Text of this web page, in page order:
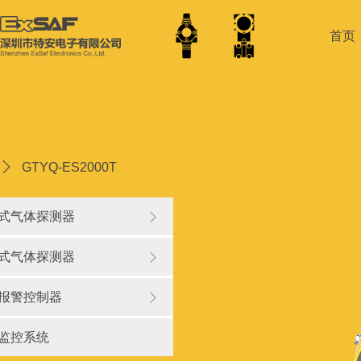
首页
气体探测器 ꁕ
气体探测器 ꁕ
警控制器 ꁕ
控系统
ꄲ GTYQ-ES2000T